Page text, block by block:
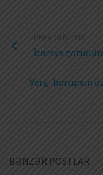
PREVIOUS POST
İcarəyə
Vergi borcunun
BƏNZƏR POSTLAR